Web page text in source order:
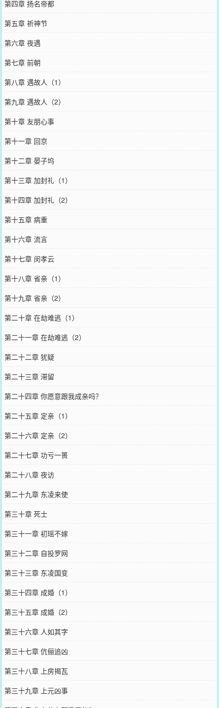
第四章 扬名帝都
第五章 祈神节
第六章 夜遇
第七章 前朝
第八章 遇故人（1）
第九章 遇故人（2）
第十章 友朋心事
第十一章 回京
第十二章 晏子坞
第十三章 加封礼（1）
第十四章 加封礼（2）
第十五章 病重
第十六章 流言
第十七章 闵孝云
第十八章 省亲（1）
第十九章 省亲（2）
第二十章 在劫难逃（1）
第二十一章 在劫难逃（2）
第二十二章 犹疑
第二十三章 滞留
第二十四章 你愿意跟我成亲吗？
第二十五章 定亲（1）
第二十六章 定亲（2）
第二十七章 功亏一篑
第二十八章 夜访
第二十九章 东凌来使
第三十章 死士
第三十一章 初瑶不嫁
第三十二章 自投罗网
第三十三章 东凌国变
第三十四章 成婚（1）
第三十五章 成婚（2）
第三十六章 人如其字
第三十七章 伉俪追凶
第三十八章 上房揭瓦
第三十九章 上元凶事